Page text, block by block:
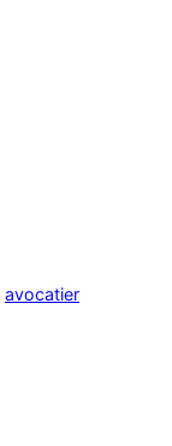
avocatier